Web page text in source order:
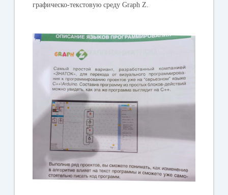
графическо-текстовую среду Graph Z.